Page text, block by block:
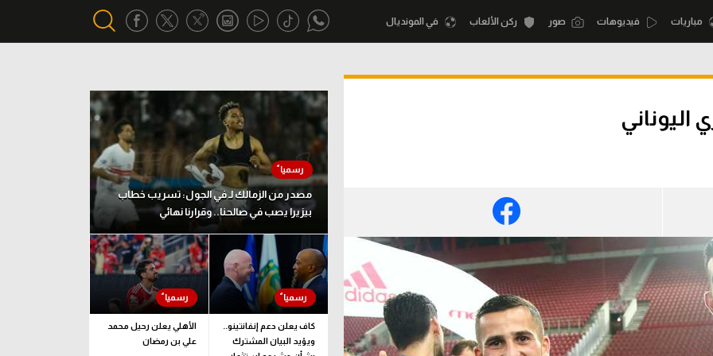
الكرة الإفريقية
منتخب مصر
سعودي في الجول
الدوري الإنجليزي
الدوري الإسباني
كرة طائرة
الوطن العربي
في المونديال
رياضة نسائية
أقسام خاصة
Gamers
ميركاتو
تحقيق في الجول
تقرير في الجول
تحليل في الجول
حكايات في الجول
كويز في الجول
فيديو في الجول
مباريات فيديوهات صور ركن الألعاب في المونديال
مصدر من الزمالك لـ في الجول: تسريب خطاب
بيزيرا يصب في صالحنا.. وقرارنا نهائي
كاف يعلن دعم إنفانتينو..
ويؤيد البيان المشترك
الأهلي يعلن رحيل محمد
علي بن رمضان